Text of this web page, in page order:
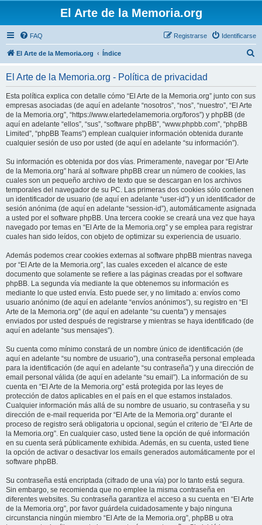
El Arte de la Memoria.org
FAQ Identificarse
Registrarse
El Arte de la Memoria.org Índice
El Arte de la Memoria.org - Política de privacidad
Esta política explica con detalle cómo “El Arte de la Memoria.org” junto con sus
empresas asociadas (de aquí en adelante “nosotros”, “nos”, “nuestro”, “El Arte
de la Memoria.org”, “https://www.elartedelamemoria.org/foros”) y phpBB (de
aquí en adelante “ellos”, “sus”, “software phpBB”, “www.phpbb.com”, “phpBB
Limited”, “phpBB Teams”) emplean cualquier información obtenida durante
cualquier sesión de uso por usted (de aquí en adelante “su información”).
Su información es obtenida por dos vías. Primeramente, navegar por “El Arte
de la Memoria.org” hará al software phpBB crear un número de cookies, las
cuales son un pequeño archivo de texto que se descargan en los archivos
temporales del navegador de su PC. Las primeras dos cookies sólo contienen
un identificador de usuario (de aquí en adelante “user-id”) y un identificador de
sesión anónima (de aquí en adelante “session-id”), automáticamente asignada
a usted por el software phpBB. Una tercera cookie se creará una vez que haya
navegado por temas en “El Arte de la Memoria.org” y se emplea para registrar
cuales han sido leídos, con objeto de optimizar su experiencia de usuario.
Además podemos crear cookies externas al software phpBB mientras navega
por “El Arte de la Memoria.org”, las cuales exceden el alcance de este
documento que solamente se refiere a las páginas creadas por el software
phpBB. La segunda vía mediante la que obtenemos su información es
mediante lo que usted envía. Esto puede ser, y no limitado a: envíos como
usuario anónimo (de aquí en adelante “envíos anónimos”), su registro en “El
Arte de la Memoria.org” (de aquí en adelante “su cuenta”) y mensajes
enviados por usted después de registrarse y mientras se haya identificado (de
aquí en adelante “sus mensajes”).
Su cuenta como mínimo constará de un nombre único de identificación (de
aquí en adelante “su nombre de usuario”), una contraseña personal empleada
para la identificación (de aquí en adelante “su contraseña”) y una dirección de
email personal válida (de aquí en adelante “su email”). La información de su
cuenta en “El Arte de la Memoria.org” está protegida por las leyes de
protección de datos aplicables en el país en el que estamos instalados.
Cualquier información más allá de su nombre de usuario, su contraseña y su
dirección de e-mail requerida por “El Arte de la Memoria.org” durante el
proceso de registro será obligatoria u opcional, según el criterio de “El Arte de
la Memoria.org”. En cualquier caso, usted tiene la opción de qué información
en su cuenta será públicamente exhibida. Además, en su cuenta, usted tiene
la opción de activar o desactivar los emails generados automáticamente por el
software phpBB.
Su contraseña está encriptada (cifrado de una vía) por lo tanto está segura.
Sin embargo, se recomienda que no emplee la misma contraseña en
diferentes websites. Su contraseña garantiza el acceso a su cuenta en “El Arte
de la Memoria.org”, por favor guárdela cuidadosamente y bajo ninguna
circunstancia ningún miembro “El Arte de la Memoria.org”, phpBB u otra